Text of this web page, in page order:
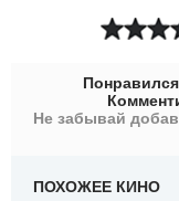
Не забывай
ПОХОЖЕЕ КИНО